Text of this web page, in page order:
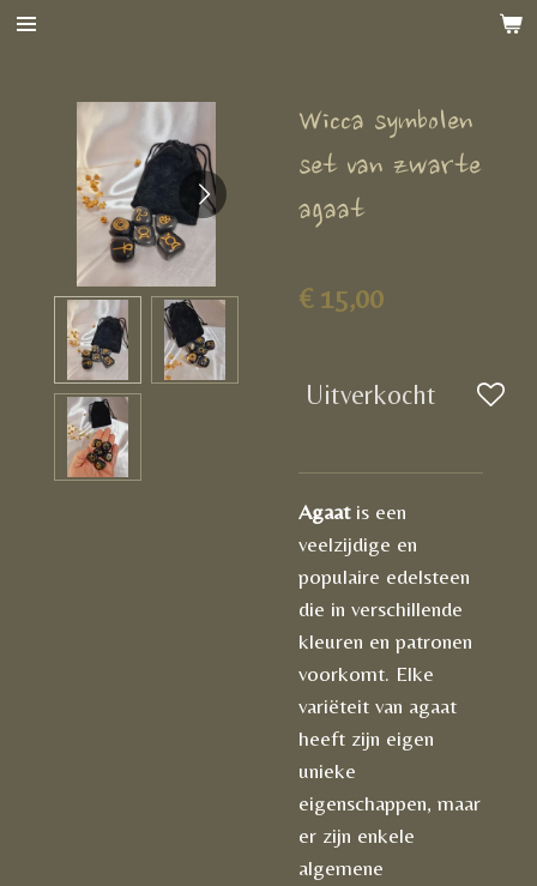
Ga
hoofdinhoud
Wicca symbolen
set van zwarte
agaat
€ 15,00
Uitverkocht
Agaatis een
veelzijdige en
populaire edelsteen
die in verschillende
kleuren en patronen
voorkomt. Elke
variëteit van agaat
heeft zijn eigen
unieke
eigenschappen, maar
er zijn enkele
algemene